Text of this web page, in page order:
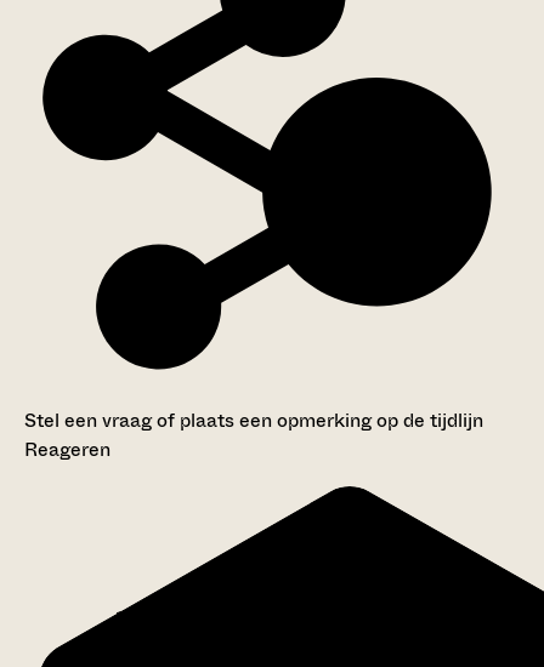
Stel een vraag of plaats een opmerking op de tijdlijn
Reageren